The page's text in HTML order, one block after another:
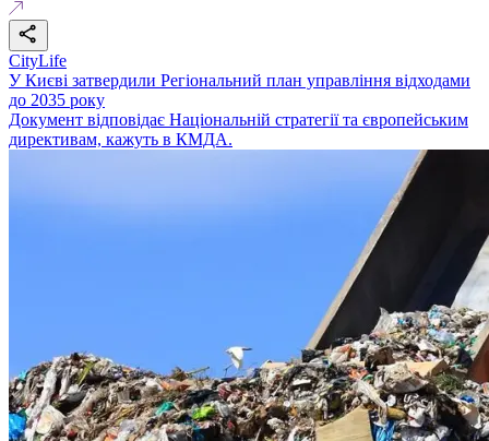
CityLife
У Києві затвердили Регіональний план управління відходами
до 2035 року
Документ відповідає Національній стратегії та європейським
директивам, кажуть в КМДА.